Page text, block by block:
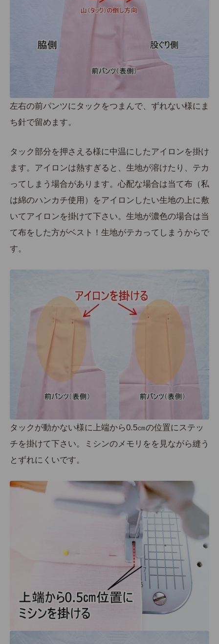
左右の前パンツにタックをつまんで、ずれない様にま
ち針で留めます。
タック部分を押さえる様に中温にしたアイロンを掛け
ます。アイロンは熱すぎると、生地が溶けたり、テカ
ってしまう場合があります。 心配な場合は当て布（私
は綿のハンカチ使用）をアイロンしたい生地の上に敷
いてアイロンを掛けて下さい。生地が濃色の場合は当
て布をした方がベスト！ 生地がテカってしまうからで
す。
タックが動かない様に上端から0.5㎝の位置にステッ
チを掛けて下さい。
ミシンのメモリをを見ながら縫う
とずれにくいです。